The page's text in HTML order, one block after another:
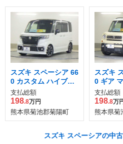
スズキ スペーシア 66
0 カスタム ハイブリ
ッド XS
支払総額
198.8万円
熊本県菊池郡菊陽町
スズキ
0 ギア
支払総額
198.8万
熊本県菊
スズキ スペーシアの中